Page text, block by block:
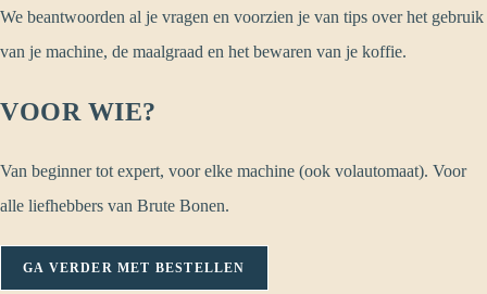
We beantwoorden al je vragen en voorzien je van tips over het gebruik
van je machine, de maalgraad en het bewaren van je koffie.
VOOR WIE?
Van beginner tot expert, voor elke machine (ook volautomaat). Voor
alle liefhebbers van Brute Bonen.
GA VERDER MET BESTELLEN